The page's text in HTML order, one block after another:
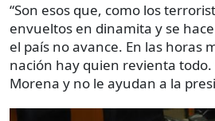
“Son esos que, como los
envueltos en dinamita y se
el país no avance. En las horas
nación hay quien revienta todo.
Morena y no le ayudan a la